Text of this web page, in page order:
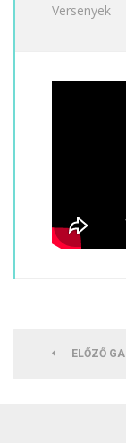
Versenyek
ELŐZŐ